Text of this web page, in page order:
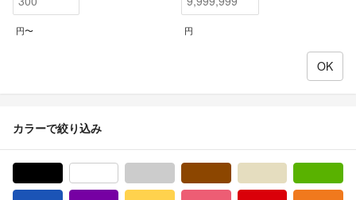
円〜 円
カラーで絞り込み